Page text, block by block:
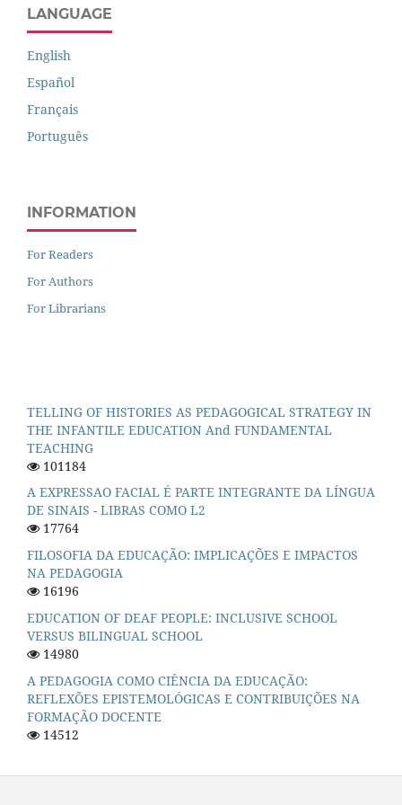
LANGUAGE
English
Español
Français
Português
INFORMATION
For Readers
For Authors
For Librarians
TELLING OF HISTORIES AS PEDAGOGICAL STRATEGY IN
THE INFANTILE EDUCATION And FUNDAMENTAL
TEACHING
101184
A EXPRESSAO FACIAL É PARTE INTEGRANTE DA LÍNGUA
DE SINAIS - LIBRAS COMO L2
17764
FILOSOFIA DA EDUCAÇÃO: IMPLICAÇÕES E IMPACTOS
NA PEDAGOGIA
16196
EDUCATION OF DEAF PEOPLE: INCLUSIVE SCHOOL
VERSUS BILINGUAL SCHOOL
14980
A PEDAGOGIA COMO CIÊNCIA DA EDUCAÇÃO:
REFLEXÕES EPISTEMOLÓGICAS E CONTRIBUIÇÕES NA
FORMAÇÃO DOCENTE
14512